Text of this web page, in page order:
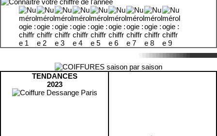
TENDANCES
2023